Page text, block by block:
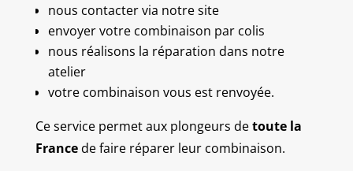
nous contacter via notre site
envoyer votre combinaison par colis
nous réalisons la réparation dans notre
atelier
votre combinaison vous est renvoyée.
Ce service permet aux plongeurs detoute la
Francede faire réparer leur combinaison.